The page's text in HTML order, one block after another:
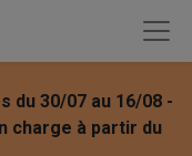
du 30/07 au 16/08 -
charge à partir du